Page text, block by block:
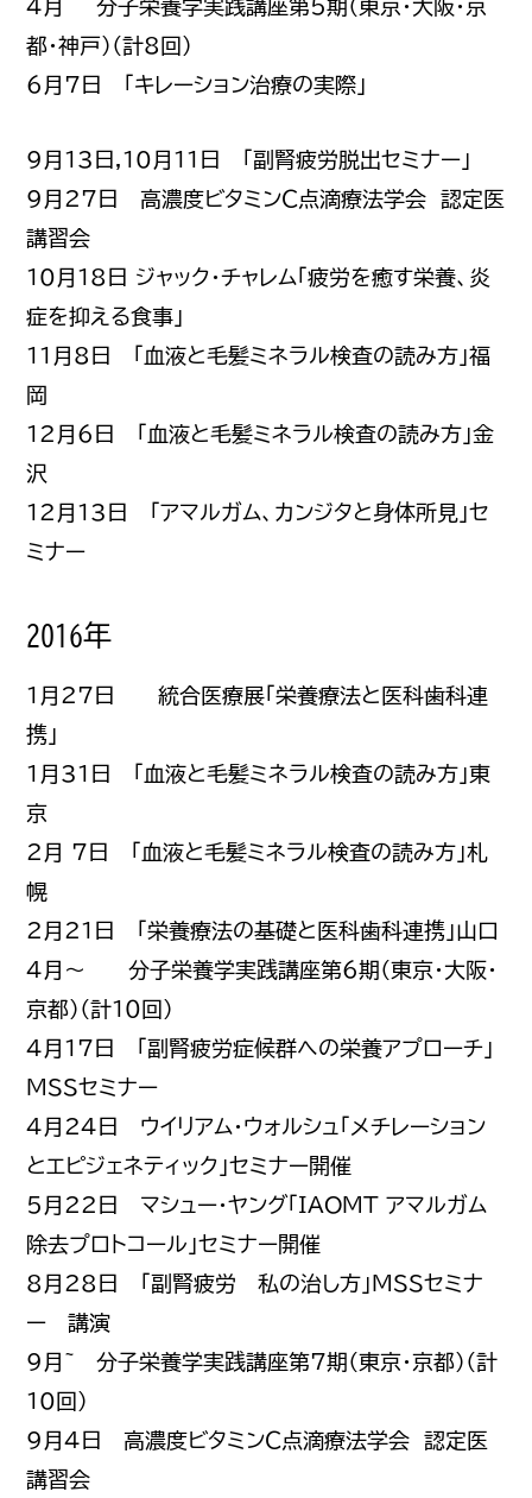
4月~ 分子栄養学実践講座第5期（東京・大阪・京
都・神戸）（計8回）
6月7日 「キレーション治療の実際」
9月13日,10月11日 「副腎疲労脱出セミナー」
9月27日 高濃度ビタミンＣ点滴療法学会 認定医
講習会
10月18日 ジャック・チャレム「疲労を癒す栄養、炎
症を抑える食事」
11月8日 「血液と毛髪ミネラル検査の読み方」福
岡
12月6日 「血液と毛髪ミネラル検査の読み方」金
沢
12月13日 「アマルガム、カンジタと身体所見」セ
ミナー
2016年
1月27日 統合医療展「栄養療法と医科歯科連
携」
1月31日 「血液と毛髪ミネラル検査の読み方」東
京
2月 7日 「血液と毛髪ミネラル検査の読み方」札
幌
2月21日 「栄養療法の基礎と医科歯科連携」山口
4月～ 分子栄養学実践講座第6期（東京・大阪・
京都）（計１０回）
4月17日 「副腎疲労症候群への栄養アプローチ」
MSSセミナー
4月24日 ウイリアム・ウォルシュ「メチレーション
とエピジェネティック」セミナー開催
5月22日 マシュー・ヤング「IAOMT アマルガム
除去プロトコール」セミナー開催
8月28日 「副腎疲労 私の治し方」MSSセミナ
ー 講演
9月~ 分子栄養学実践講座第7期（東京・京都）（計
10回）
9月4日 高濃度ビタミンＣ点滴療法学会 認定医
講習会